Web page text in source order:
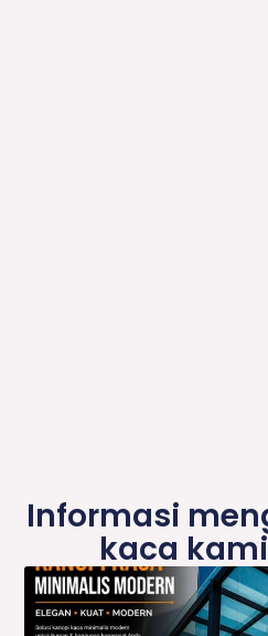
Informasi
kaca